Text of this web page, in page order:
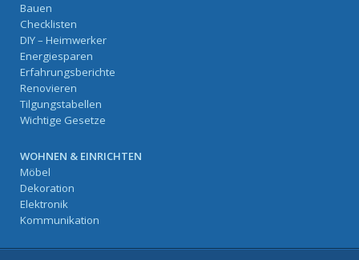
Bauen
Checklisten
DIY – Heimwerker
Energiesparen
Erfahrungsberichte
Renovieren
Tilgungstabellen
Wichtige Gesetze
WOHNEN & EINRICHTEN
Möbel
Dekoration
Elektronik
Kommunikation